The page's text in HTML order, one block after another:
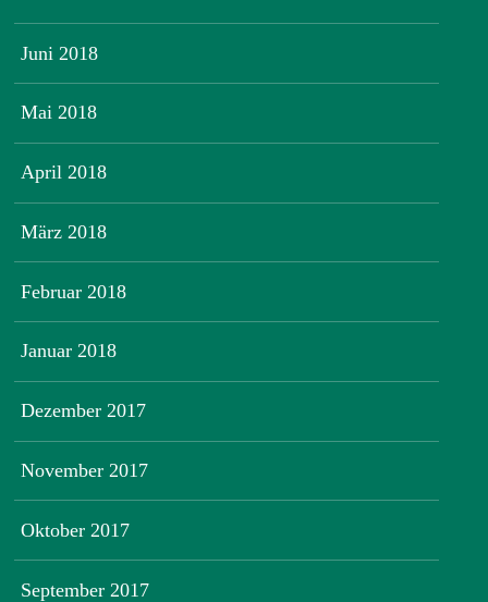
Juni 2018
Mai 2018
April 2018
März 2018
Februar 2018
Januar 2018
Dezember 2017
November 2017
Oktober 2017
September 2017